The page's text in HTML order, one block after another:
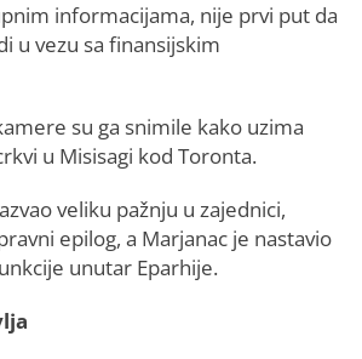
informacijama, nije prvi put da
u vezu sa finansijskim
su ga snimile kako uzima
u Misisagi kod Toronta.
veliku pažnju u zajednici,
epilog, a Marjanac je nastavio
unutar Eparhije.